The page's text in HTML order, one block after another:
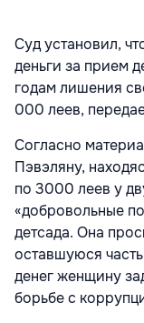
Суд установил,
деньги за прием
годам лишения
000 леев,
Согласно
Пэвэляну,
по 3000 леев у
«добровольные
детсада. Она
оставшуюся
денег женщину
борьбе с